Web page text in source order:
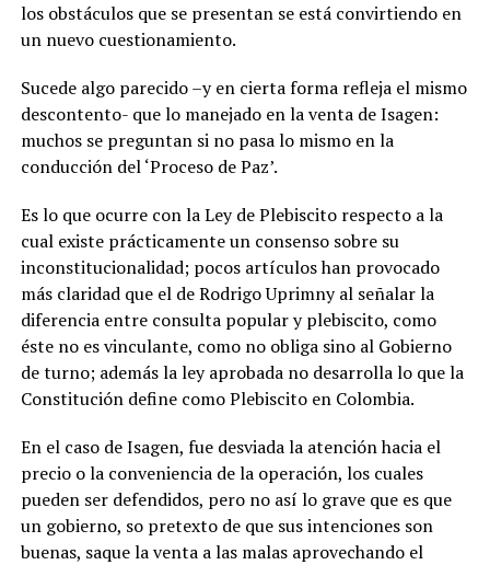
los obstáculos que se presentan se está convirtiendo en
un nuevo cuestionamiento.
Sucede algo parecido –y en cierta forma refleja el mismo
descontento- que lo manejado en la venta de Isagen:
muchos se preguntan si no pasa lo mismo en la
conducción del ‘Proceso de Paz’.
Es lo que ocurre con la Ley de Plebiscito respecto a la
cual existe prácticamente un consenso sobre su
inconstitucionalidad; pocos artículos han provocado
más claridad que el de Rodrigo Uprimny al señalar la
diferencia entre consulta popular y plebiscito, como
éste no es vinculante, como no obliga sino al Gobierno
de turno; además la ley aprobada no desarrolla lo que la
Constitución define como Plebiscito en Colombia.
En el caso de Isagen, fue desviada la atención hacia el
precio o la conveniencia de la operación, los cuales
pueden ser defendidos, pero no así lo grave que es que
un gobierno, so pretexto de que sus intenciones son
buenas, saque la venta a las malas aprovechando el